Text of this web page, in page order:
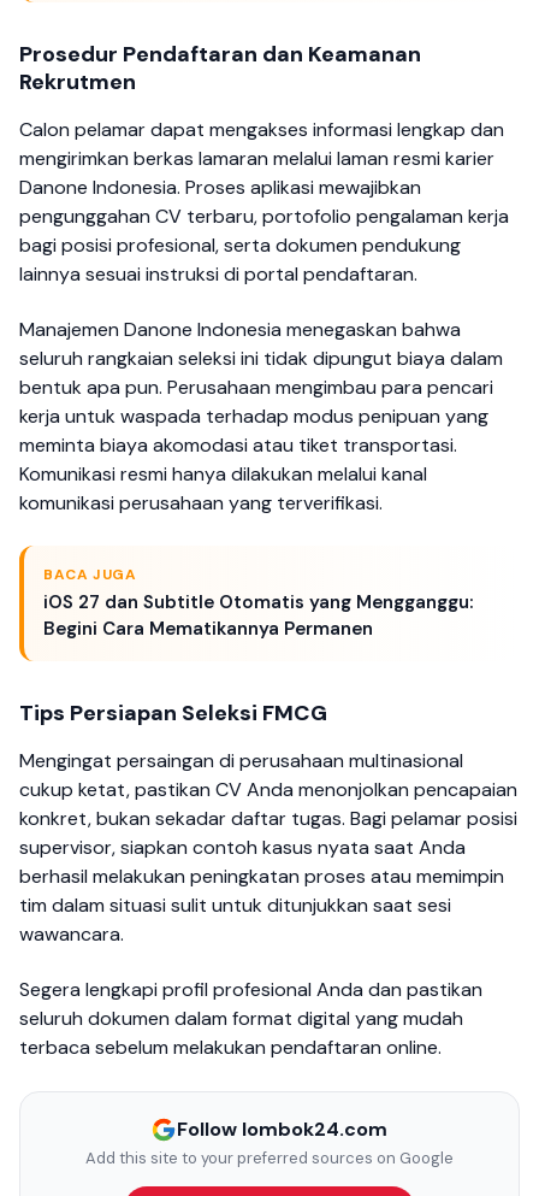
Prosedur Pendaftaran dan Keamanan
Rekrutmen
Calon pelamar dapat mengakses informasi lengkap dan
mengirimkan berkas lamaran melalui laman resmi karier
Danone Indonesia. Proses aplikasi mewajibkan
pengunggahan CV terbaru, portofolio pengalaman kerja
bagi posisi profesional, serta dokumen pendukung
lainnya sesuai instruksi di portal pendaftaran.
Manajemen Danone Indonesia menegaskan bahwa
seluruh rangkaian seleksi ini tidak dipungut biaya dalam
bentuk apa pun. Perusahaan mengimbau para pencari
kerja untuk waspada terhadap modus penipuan yang
meminta biaya akomodasi atau tiket transportasi.
Komunikasi resmi hanya dilakukan melalui kanal
komunikasi perusahaan yang terverifikasi.
BACA JUGA
iOS 27 dan Subtitle Otomatis yang Mengganggu:
Begini Cara Mematikannya Permanen
Tips Persiapan Seleksi FMCG
Mengingat persaingan di perusahaan multinasional
cukup ketat, pastikan CV Anda menonjolkan pencapaian
konkret, bukan sekadar daftar tugas. Bagi pelamar posisi
supervisor, siapkan contoh kasus nyata saat Anda
berhasil melakukan peningkatan proses atau memimpin
tim dalam situasi sulit untuk ditunjukkan saat sesi
wawancara.
Segera lengkapi profil profesional Anda dan pastikan
seluruh dokumen dalam format digital yang mudah
terbaca sebelum melakukan pendaftaran online.
Follow lombok24.com
Add this site to your preferred sources on Google